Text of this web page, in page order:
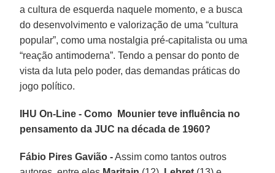
a cultura de esquerda naquele momento, e a busca
do desenvolvimento e valorização de uma “cultura
popular”, como uma nostalgia pré-capitalista ou uma
“reação antimoderna”. Tendo a pensar do ponto de
vista da luta pelo poder, das demandas práticas do
jogo político.
IHU On-Line - Como Mounier teve influência no
pensamento da JUC na década de 1960?
Fábio Pires Gavião -Assim como tantos outros